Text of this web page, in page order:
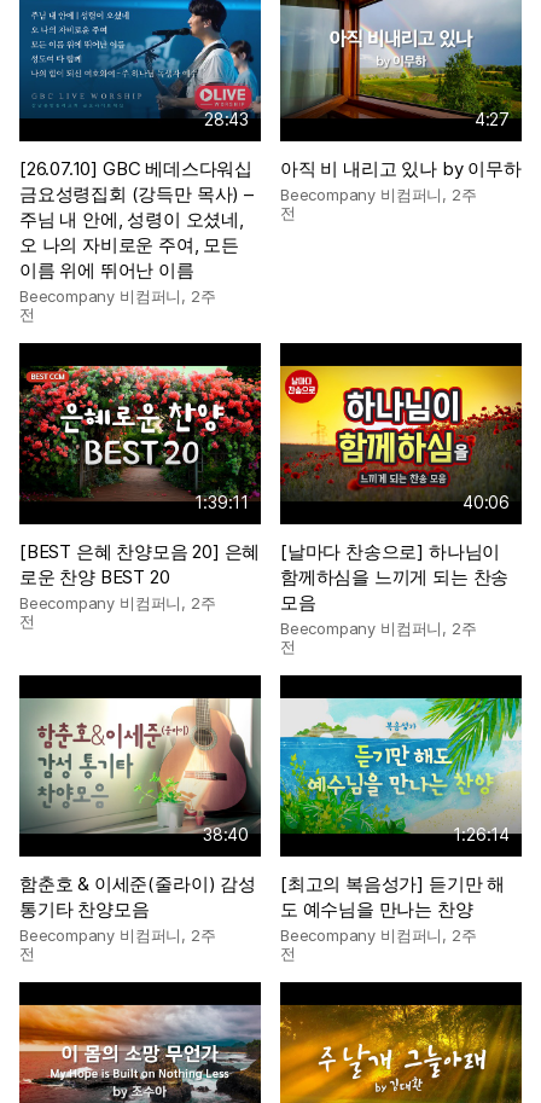
28:43
[26.07.10] GBC 베데스다워십
금요성령집회 (강득만 목사) –
주님 내 안에, 성령이 오셨네,
오 나의 자비로운 주여, 모든
이름 위에 뛰어난 이름
Beecompany 비컴퍼니, 2주
전
4:27
아직 비 내리고 있나 by 이무하
Beecompany 비컴퍼니, 2주
전
1:39:11
[BEST 은혜 찬양모음 20] 은혜
로운 찬양 BEST 20
Beecompany 비컴퍼니, 2주
전
40:06
[날마다 찬송으로] 하나님이
함께하심을 느끼게 되는 찬송
모음
Beecompany 비컴퍼니, 2주
전
38:40
함춘호 & 이세준(줄라이) 감성
통기타 찬양모음
Beecompany 비컴퍼니, 2주
전
1:26:14
[최고의 복음성가] 듣기만 해
도 예수님을 만나는 찬양
Beecompany 비컴퍼니, 2주
전